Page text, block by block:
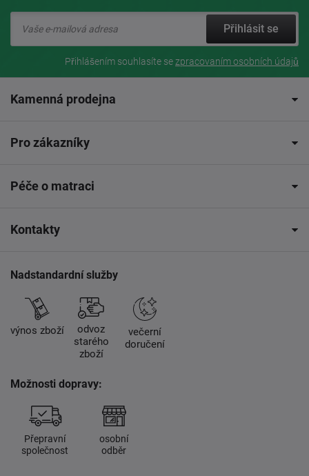
Přihlásit se
Přihlášením souhlasíte sezpracovaním osobních údajů
Kamenná prodejna
Pro zákazníky
Péče o matraci
Kontakty
Nadstandardní služby
výnos zboží
odvoz
starého
zboží
večerní
doručení
Možnosti dopravy:
Přepravní
společnost
osobní
odběr